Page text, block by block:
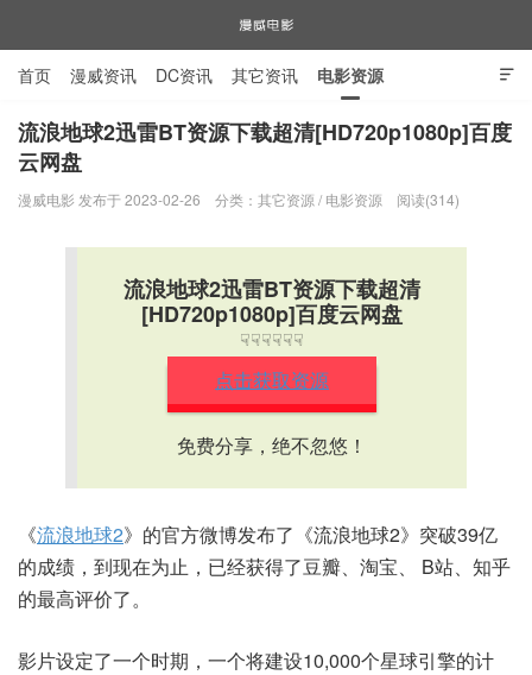
漫威电影

首页 漫威资讯 DC资讯 其它资讯 电影资源
电视剧资源 漫威图片
流浪地球2迅雷BT资源下载超清[HD720p1080p]百度
云网盘
漫威电影 发布于 2023-02-26 分类： 其它资源 / 电影资源 阅读(314)
流浪地球2迅雷BT资源下载超清
[HD720p1080p]百度云网盘
☟☟☟☟☟☟
点击获取资源
免费分享，绝不忽悠！
《流浪地球2》的官方微博发布了《流浪地球2》突破39亿
的成绩，到现在为止，已经获得了豆瓣、淘宝、 B站、知乎
的最高评价了。
影片设定了一个时期，一个将建设10,000个星球引擎的计